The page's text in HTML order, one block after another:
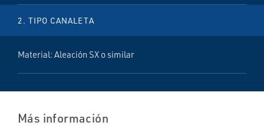
2. TIPO CANALETA
Material: Aleación SX o similar
Más información